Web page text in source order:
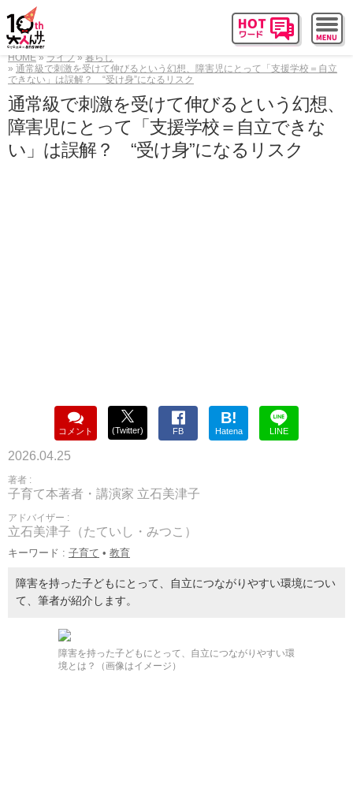
HOME ライフ
暮らし
通常級で刺激を受けて伸びるという幻想、障害児にとって「支援学校＝自立
できない」は誤解？ “受け身”になるリスク
通常級で刺激を受けて伸びるという幻想、
障害児にとって「支援学校＝自立できな
い」は誤解？ “受け身”になるリスク
コメント (Twitter) FB
B!
Hatena LINE
2026.04.25
著者 :
子育て本著者・講演家 立石美津子
アドバイザー :
立石美津子（たていし・みつこ）
キーワード : 子育て • 教育
障害を持った子どもにとって、自立につながりやすい環境につい
て、筆者が紹介します。
障害を持った子どもにとって、自立につながりやすい環
境とは？（画像はイメージ）